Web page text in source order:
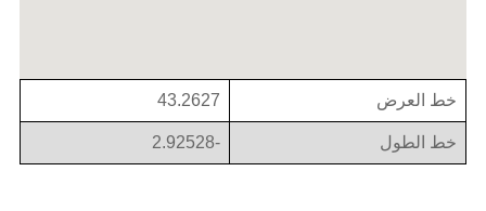
خط العرض 43.2627
خط الطول -2.92528